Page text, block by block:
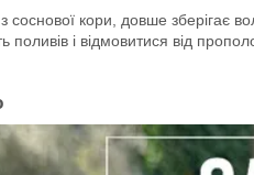
соснової кори, довше зберігає
поливів і відмовитися від